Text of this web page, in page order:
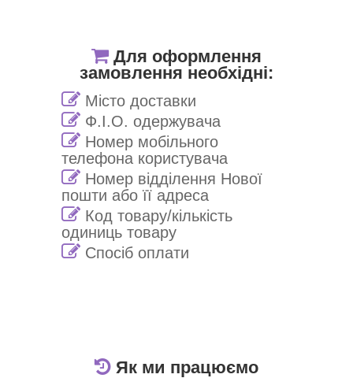
Як ми працюємо
Для оформлення
замовлення необхідні:
Місто доставки
Ф.І.О. одержувача
Номер мобільного
телефона користувача
Номер відділення Нової
пошти або її адреса
Код товару/кількість
одиниць товару
Спосіб оплати